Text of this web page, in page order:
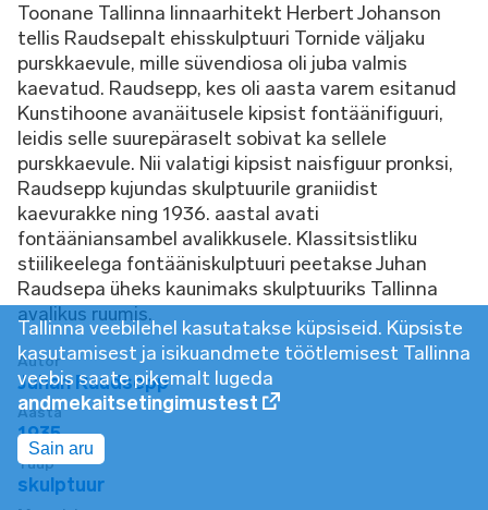
Toonane Tallinna linnaarhitekt Herbert Johanson
tellis Raudsepalt ehisskulptuuri Tornide väljaku
purskkaevule, mille süvendiosa oli juba valmis
kaevatud. Raudsepp, kes oli aasta varem esitanud
Kunstihoone avanäitusele kipsist fontäänifiguuri,
leidis selle suurepäraselt sobivat ka sellele
purskkaevule. Nii valatigi kipsist naisfiguur pronksi,
Raudsepp kujundas skulptuurile graniidist
kaevurakke ning 1936. aastal avati
fontääniansambel avalikkusele. Klassitsistliku
stiilikeelega fontääniskulptuuri peetakse Juhan
Raudsepa üheks kaunimaks skulptuuriks Tallinna
avalikus ruumis.
Autor
Juhan Raudsepp
Aasta
1935
Tüüp
skulptuur
Tallinna veebilehel kasutatakse küpsiseid. Küpsiste
kasutamisest ja isikuandmete töötlemisest Tallinna
veebis saate pikemalt lugeda
andmekaitsetingimustest
Sain aru